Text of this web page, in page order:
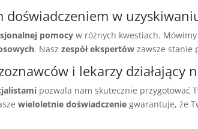
doświadczeniem w
pomocy w różnych kwestiach.
. Naszzespół ekspertów zawsze stanie
i lekarzy działający
pozwala nam skutecznie przygotować
wieloletnie doświadczenie gwarantuje, że